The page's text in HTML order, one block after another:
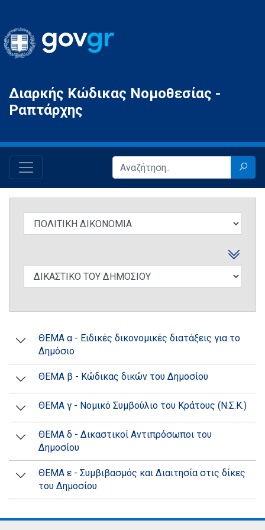
Gov.gr
Διαρκής Κώδικας Νομοθεσίας -
Ραπτάρχης
ΘΕΜΑ α - Ειδικές δικονομικές διατάξεις για το
Δημόσιο
ΘΕΜΑ β - Κώδικας δικών του Δημοσίου
ΘΕΜΑ γ - Νομικό Συμβούλιο του Κράτους (Ν.Σ.Κ.)
ΘΕΜΑ δ - Δικαστικοί Αντιπρόσωποι του
Δημοσίου
ΘΕΜΑ ε - Συμβιβασμός και Διαιτησία στις δίκες
του Δημοσίου